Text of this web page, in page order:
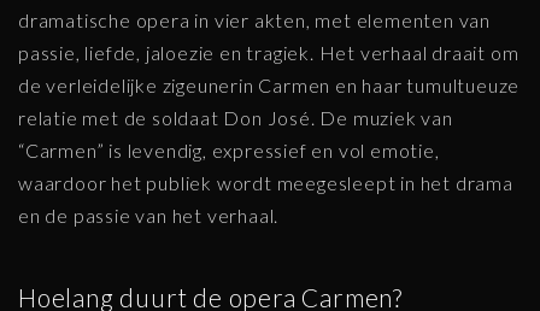
dramatische opera in vier akten, met elementen van
passie, liefde, jaloezie en tragiek. Het verhaal draait om
de verleidelijke zigeunerin Carmen en haar tumultueuze
relatie met de soldaat Don José. De muziek van
“Carmen” is levendig, expressief en vol emotie,
waardoor het publiek wordt meegesleept in het drama
en de passie van het verhaal.
Hoelang duurt de opera Carmen?